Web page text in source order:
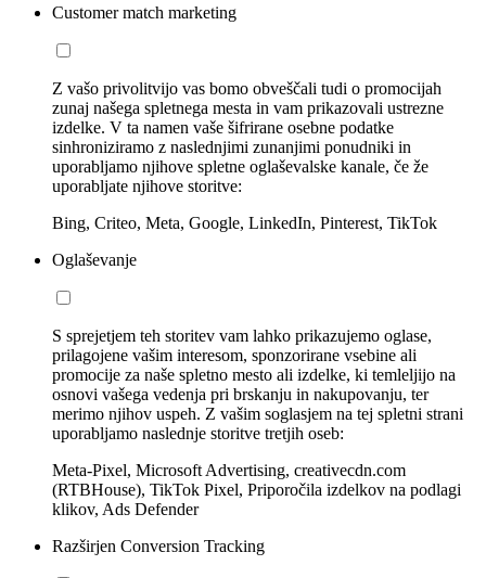
Customer match marketing
Z vašo privolitvijo vas bomo obveščali tudi o promocijah
zunaj našega spletnega mesta in vam prikazovali ustrezne
izdelke. V ta namen vaše šifrirane osebne podatke
sinhroniziramo z naslednjimi zunanjimi ponudniki in
uporabljamo njihove spletne oglaševalske kanale, če že
uporabljate njihove storitve:
Bing, Criteo, Meta, Google, LinkedIn, Pinterest, TikTok
Oglaševanje
S sprejetjem teh storitev vam lahko prikazujemo oglase,
prilagojene vašim interesom, sponzorirane vsebine ali
promocije za naše spletno mesto ali izdelke, ki temleljijo na
osnovi vašega vedenja pri brskanju in nakupovanju, ter
merimo njihov uspeh. Z vašim soglasjem na tej spletni strani
uporabljamo naslednje storitve tretjih oseb:
Meta-Pixel, Microsoft Advertising, creativecdn.com
(RTBHouse), TikTok Pixel, Priporočila izdelkov na podlagi
klikov, Ads Defender
Razširjen Conversion Tracking